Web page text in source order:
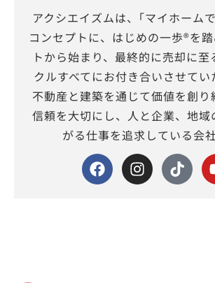
アクシエイズムは、｢マイホーム
コンセプトに、はじめの一歩®を
トから始まり、最終的に売却に至
クルすべてにお付き合いさせてい
不動産と建築を通じて価値を創り
信頼を大切にし、人と企業、地域
がる仕事を追求している会社